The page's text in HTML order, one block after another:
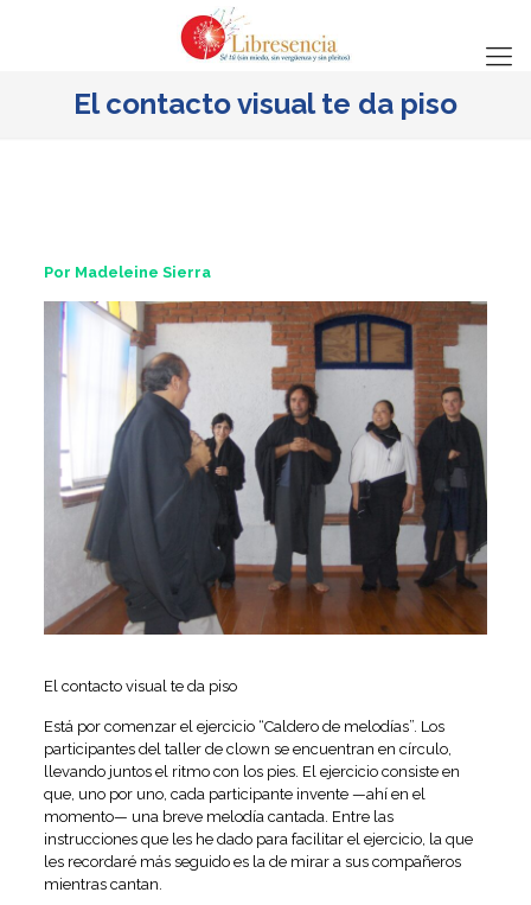
El contacto visual te da piso
Por Madeleine Sierra
El contacto visual te da piso
Está por comenzar el ejercicio “Caldero de melodías”. Los
participantes del taller de clown se encuentran en círculo,
llevando juntos el ritmo con los pies. El ejercicio consiste en
que, uno por uno, cada participante invente —ahí en el
momento— una breve melodía cantada. Entre las
instrucciones que les he dado para facilitar el ejercicio, la que
les recordaré más seguido es la de mirar a sus compañeros
mientras cantan.